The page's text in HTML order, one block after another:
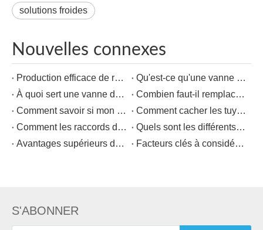
solutions froides
Nouvelles connexes
Production efficace de réfrigérateurs et congélateurs commerciaux modernes
Qu'est-ce qu'une vanne de régulation AC ?
À quoi sert une vanne de compresseur AC ?
Combien faut-il remplacer une vanne AC ?
Comment savoir si mon détendeur AC est défectueux ?
Comment cacher les tuyaux de climatisation sur le mur
Comment les raccords d'unité de bobine de ventilateur ont un impact sur l'efficacité énergétique dans les systèmes CVC
Quels sont les différents types de vannes de couplage rapides?
Avantages supérieurs de la mise à niveau vers des raccords d'unité de bobine de ventilateur de haute qualité
Facteurs clés à considérer lors de la sélection des raccords d'unité de bobine de ventilateur pour votre projet
S'ABONNER